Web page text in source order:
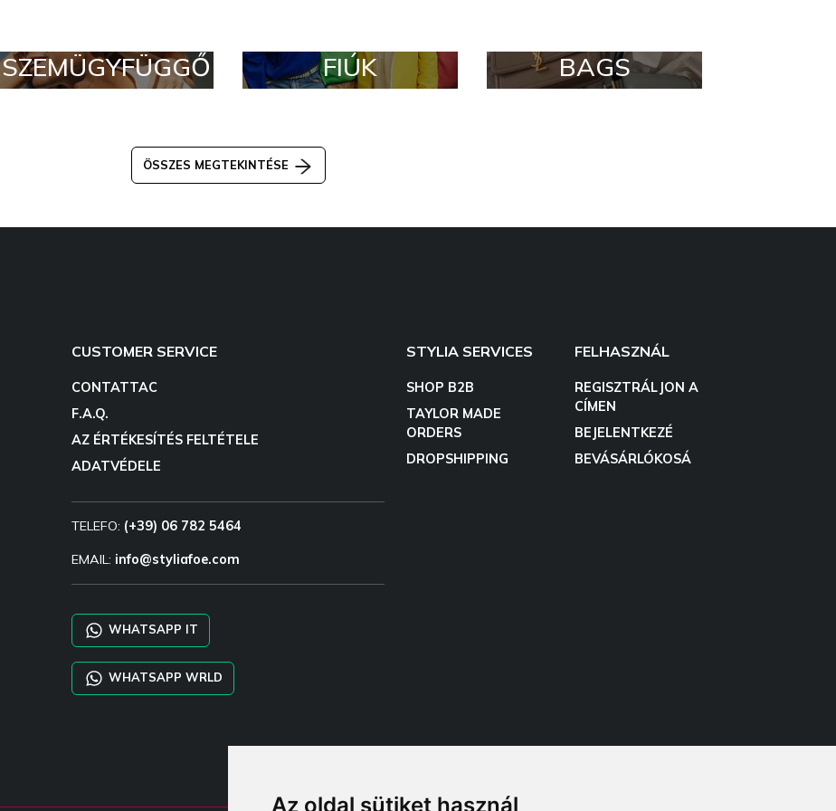
Az oldal sütiket használ
SZEMÜGYFÜGGŐ FIÚK BAGS
ÖSSZES MEGTEKINTÉSE
CUSTOMER SERVICE
CONTATTAC
F.A.Q.
AZ ÉRTÉKESÍTÉS FELTÉTELE
ADATVÉDELE
TELEFO: (+39) 06 782 5464
EMAIL: info@styliafoe.com
WHATSAPP IT
WHATSAPP WRLD
STYLIA SERVICES
SHOP B2B
TAYLOR MADE
ORDERS
DROPSHIPPING
FELHASZNÁL
REGISZTRÁLJON A
CÍMEN
BEJELENTKEZÉ
BEVÁSÁRLÓKOSÁ